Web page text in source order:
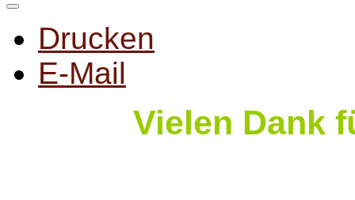
Drucken
E-Mail
Vielen Dank